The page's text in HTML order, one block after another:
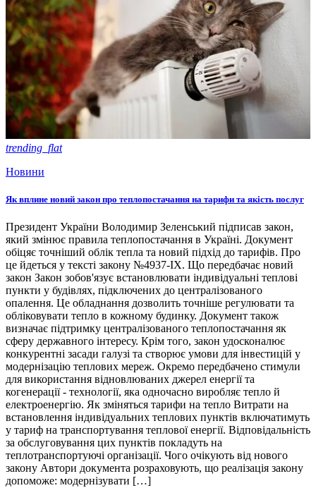
trending_flat
Новини
Як вплине новий закон про теплопостачання на тарифи та якість послуг
Президент України Володимир Зеленський підписав закон,
який змінює правила теплопостачання в Україні. Документ
обіцяє точніший облік тепла та новий підхід до тарифів. Про
це йдеться у тексті закону №4937-ІХ. Що передбачає новий
закон Закон зобов'язує встановлювати індивідуальні теплові
пункти у будівлях, підключених до централізованого
опалення. Це обладнання дозволить точніше регулювати та
обліковувати тепло в кожному будинку. Документ також
визначає підтримку централізованого теплопостачання як
сферу державного інтересу. Крім того, закон удосконалює
конкурентні засади галузі та створює умови для інвестицій у
модернізацію теплових мереж. Окремо передбачено стимули
для використання відновлюваних джерел енергії та
когенерації - технології, яка одночасно виробляє тепло й
електроенергію. Як зміняться тарифи на тепло Витрати на
встановлення індивідуальних теплових пунктів включатимуть
у тариф на транспортування теплової енергії. Відповідальність
за обслуговування цих пунктів покладуть на
теплотранспортуючі організації. Чого очікують від нового
закону Автори документа розраховують, що реалізація закону
допоможе: модернізувати […]